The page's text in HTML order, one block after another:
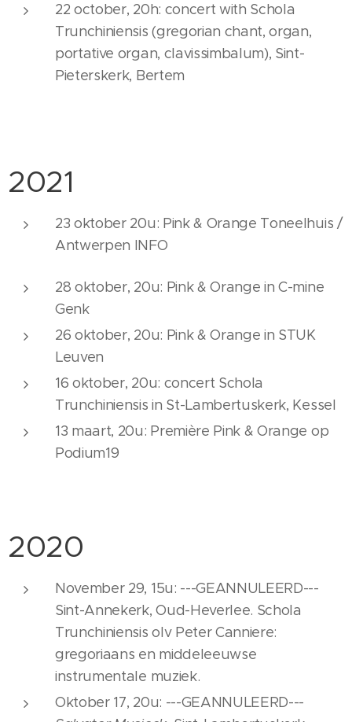
22 october, 20h: concert with Schola
Trunchiniensis (gregorian chant, organ,
portative organ, clavissimbalum), Sint-
Pieterskerk, Bertem
2021
23 oktober 20u: Pink & Orange Toneelhuis /
Antwerpen INFO
28 oktober, 20u: Pink & Orange in C-mine
Genk
26 oktober, 20u: Pink & Orange in STUK
Leuven
16 oktober, 20u: concert Schola
Trunchiniensis in St-Lambertuskerk, Kessel
13 maart, 20u: Première Pink & Orange op
Podium19
2020
November 29, 15u: ---GEANNULEERD---
Sint-Annekerk, Oud-Heverlee. Schola
Trunchiniensis olv Peter Canniere:
gregoriaans en middeleeuwse
instrumentale muziek.
Oktober 17, 20u: ---GEANNULEERD---